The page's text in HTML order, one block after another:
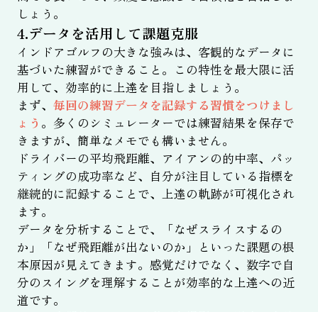
しょう。
4.データを活用して課題克服
インドアゴルフの大きな強みは、客観的なデータに
基づいた練習ができること。この特性を最大限に活
用して、効率的に上達を目指しましょう。
まず、 毎回の練習データを記録する習慣をつけまし
ょう 。多くのシミュレーターでは練習結果を保存で
きますが、簡単なメモでも構いません。
ドライバーの平均飛距離、アイアンの的中率、パッ
ティングの成功率など、自分が注目している指標を
継続的に記録することで、上達の軌跡が可視化され
ます。
データを分析することで、「なぜスライスするの
か」「なぜ飛距離が出ないのか」といった課題の根
本原因が見えてきます。感覚だけでなく、数字で自
分のスイングを理解することが効率的な上達への近
道です。